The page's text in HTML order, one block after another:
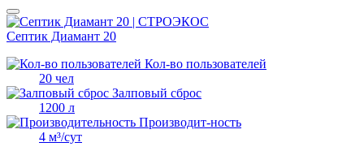
Септик Диамант 20
Кол-во пользователей
20 чел
Залповый сброс
1200 л
Производит-ность
4 м³/сут